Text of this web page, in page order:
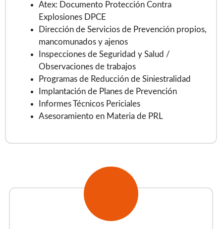
Atex: Documento Protección Contra
Explosiones DPCE
Dirección de Servicios de Prevención propios,
mancomunados y ajenos
Inspecciones de Seguridad y Salud /
Observaciones de trabajos
Programas de Reducción de Siniestralidad
Implantación de Planes de Prevención
Informes Técnicos Periciales
Asesoramiento en Materia de PRL